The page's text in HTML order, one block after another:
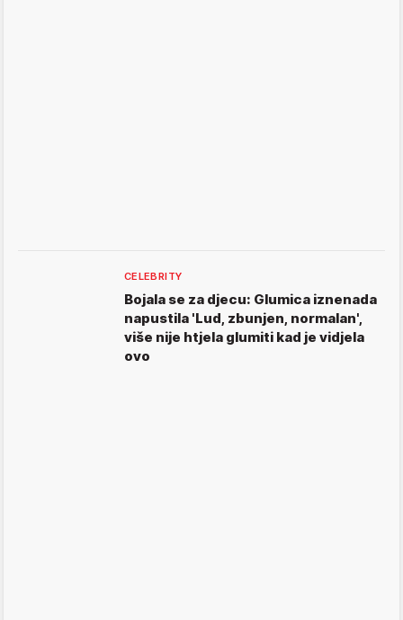
CELEBRITY
Bojala se za djecu: Glumica iznenada
napustila 'Lud, zbunjen, normalan',
više nije htjela glumiti kad je vidjela
ovo